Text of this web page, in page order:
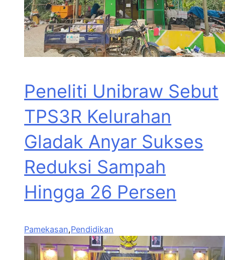
Peneliti Unibraw Sebut
TPS3R Kelurahan
Gladak Anyar Sukses
Reduksi Sampah
Hingga 26 Persen
Pamekasan,Pendidikan